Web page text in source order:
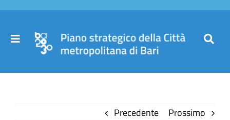
Salta
contenuto
Toggle
Precedente Prossimo